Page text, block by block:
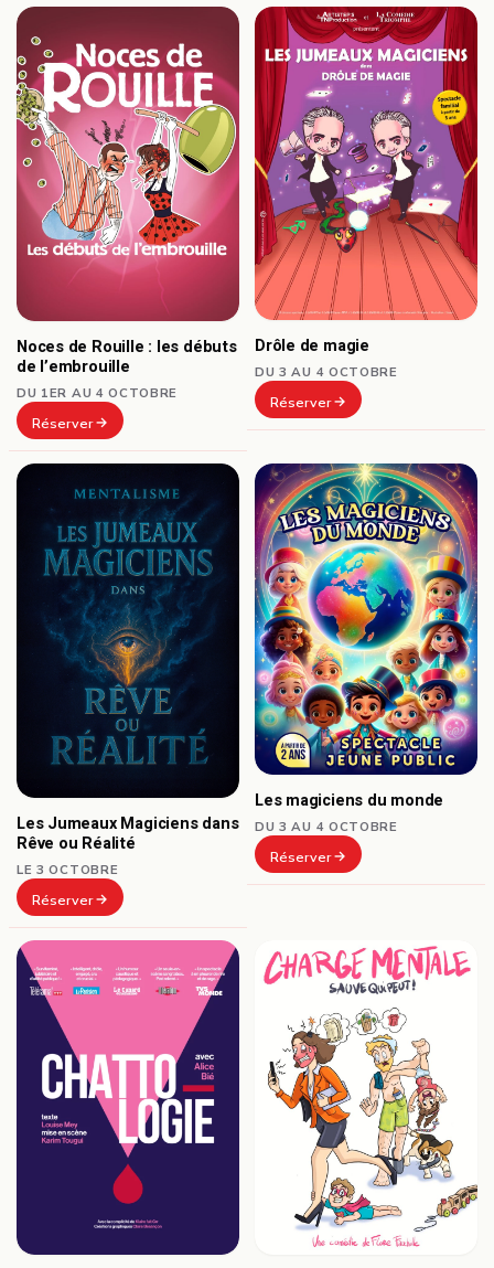
Noces de Rouille : les débuts
de l’embrouille
DU 1ER AU 4 OCTOBRE
Réserver
Drôle de magie
DU 3 AU 4 OCTOBRE
Réserver
Les Jumeaux Magiciens dans
Rêve ou Réalité
LE 3 OCTOBRE
Réserver
Les magiciens du monde
DU 3 AU 4 OCTOBRE
Réserver